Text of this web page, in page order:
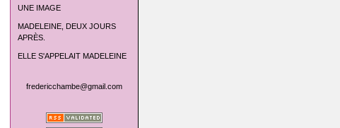
UNE IMAGE
MADELEINE, DEUX JOURS
APRÈS.
ELLE S'APPELAIT MADELEINE
fredericchambe@gmail.com